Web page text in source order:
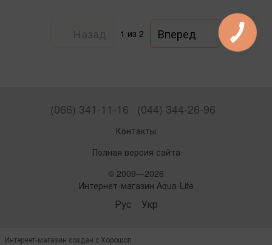
1 из 2 Вперед
(066) 341-11-16 (044) 344-26-96
Контакты
Полная версия сайта
© 2009—2026
Интернет-магазин Aqua-Life
Рус Укр
Интернет-магазин создан с Хорошоп